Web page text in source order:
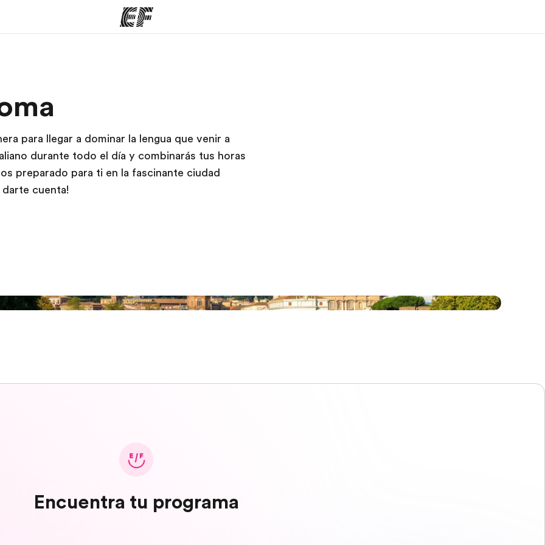
para llegar a dominar la lengua que venir a
durante todo el día y combinarás tus horas
preparado para ti en la fascinante ciudad
darte cuenta!
Encuentra tu programa